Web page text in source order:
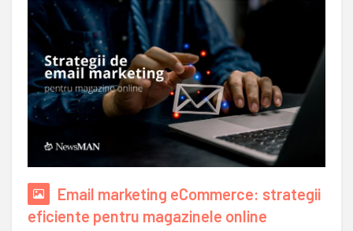
Email marketing eCommerce: strategii
eficiente pentru magazinele online